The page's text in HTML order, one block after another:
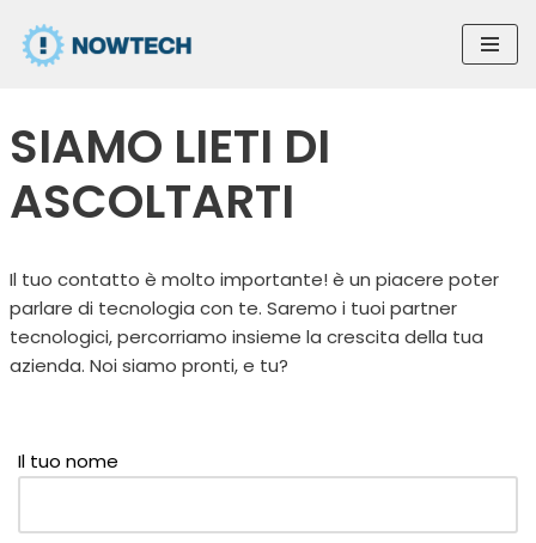
Vai
SIAMO LIETI DI
ASCOLTARTI
Il tuo contatto è molto importante! è un piacere poter
parlare di tecnologia con te. Saremo i tuoi partner
tecnologici, percorriamo insieme la crescita della tua
azienda. Noi siamo pronti, e tu?
Il tuo nome